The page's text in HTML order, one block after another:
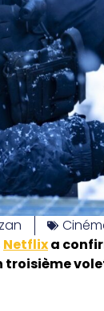
Netflixa